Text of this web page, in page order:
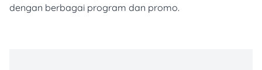
dengan berbagai program dan promo.